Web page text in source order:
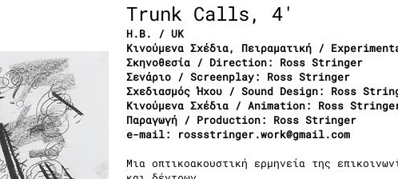
Trunk Calls, 4'
Η.Β. / UK
Κινούμενα Σχέδια, Πειραματική /
Σκηνοθεσία / Direction: Ross Stringer
Σενάριο / Screenplay: Ross Stringer
Σχεδιασμός Ήχου / Sound Design: Ross
Κινούμενα Σχέδια / Animation: Ross
Παραγωγή / Production: Ross Stringer
e-mail:
rossstringer.work@gmail.com
Μια οπτικοακουστική ερμηνεία της